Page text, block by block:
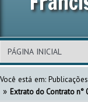
Você está em: Publicações
» Extrato do Contrato n°